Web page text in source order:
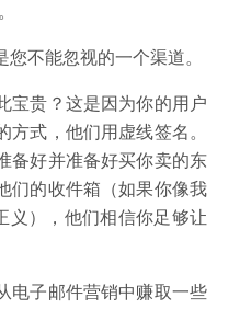
不能忽视的一个渠道。
宝贵？这是因为你的用户
式，他们用虚线签名。
备好并准备好买你卖的东
们的收件箱（如果你像我
义），他们相信你足够让
电子邮件营销中赚取一些